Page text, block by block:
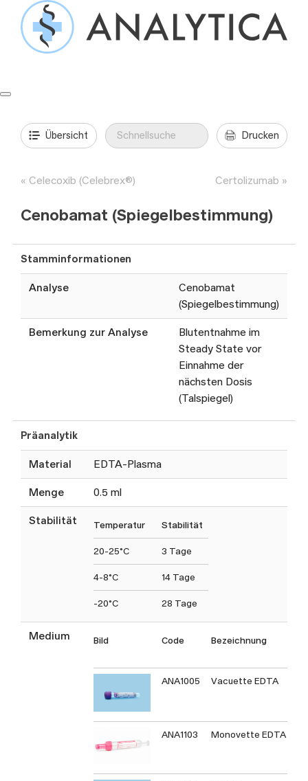
Springe
Inhalt
Übersicht Drucken
Celecoxib (Celebrex®) Certolizumab
Cenobamat (Spiegelbestimmung)
Stamminformationen
Analyse
Cenobamat
(Spiegelbestimmung)
Bemerkung zur Analyse
Blutentnahme im
Steady State vor
Einnahme der
nächsten Dosis
(Talspiegel)
Präanalytik
Material EDTA-Plasma
Menge 0.5 ml
Stabilität Temperatur Stabilität
20-25°C 3 Tage
4-8°C 14 Tage
-20°C 28 Tage
Medium Bild Code Bezeichnung
ANA1005 Vacuette EDTA
ANA1103 Monovette EDTA